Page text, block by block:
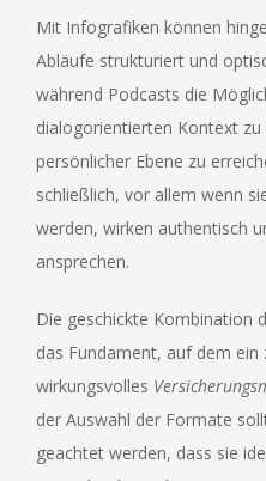
Mit Infografiken können
Abläufe strukturiert und
während Podcasts die
dialogorientierten Kontext
persönlicher Ebene zu
schließlich, vor allem wenn
werden, wirken authentisch
ansprechen.
Die geschickte Kombination
das Fundament, auf dem ein
wirkungsvolles
der Auswahl der Formate
geachtet werden, dass sie